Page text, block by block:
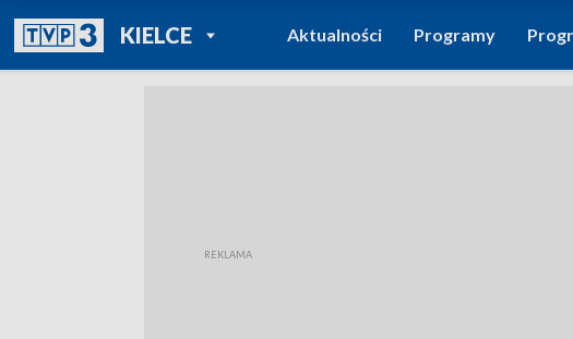
KIELCEPOWRÓT DO
TVP REGIONY
Aktualności Programy